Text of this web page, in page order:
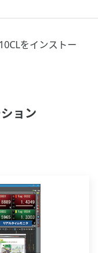
をインストー
ョン